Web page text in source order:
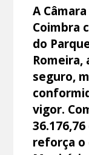
A
Coimbra
do
Romeira,
seguro,
vigor.
reforça o